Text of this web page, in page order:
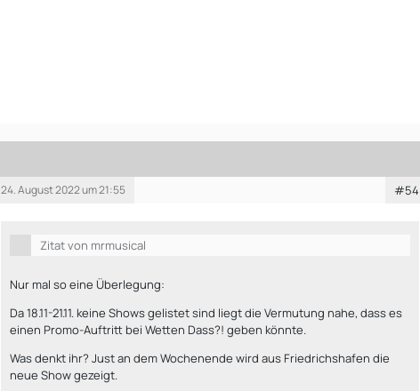
24. August 2022 um 21:55 #54
Zitat von mrmusical
Nur mal so eine Überlegung:
Da 18.11-21.11. keine Shows gelistet sind liegt die Vermutung nahe, dass es
einen Promo-Auftritt bei Wetten Dass?! geben könnte.
Was denkt ihr? Just an dem Wochenende wird aus Friedrichshafen die
neue Show gezeigt.